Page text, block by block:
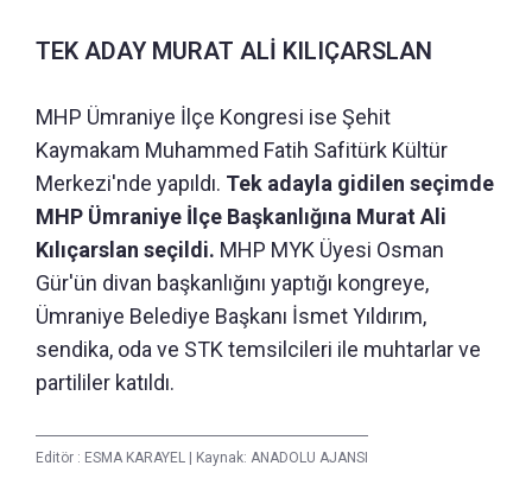
TEK ADAY MURAT ALİ KILIÇARSLAN
MHP Ümraniye İlçe Kongresi ise Şehit
Kaymakam Muhammed Fatih Safitürk Kültür
Merkezi'nde yapıldı. Tek adayla gidilen seçimde
MHP Ümraniye İlçe Başkanlığına Murat Ali
Kılıçarslan seçildi. MHP MYK Üyesi Osman
Gür'ün divan başkanlığını yaptığı kongreye,
Ümraniye Belediye Başkanı İsmet Yıldırım,
sendika, oda ve STK temsilcileri ile muhtarlar ve
partililer katıldı.
Editör : ESMA KARAYEL Kaynak: ANADOLU AJANSI